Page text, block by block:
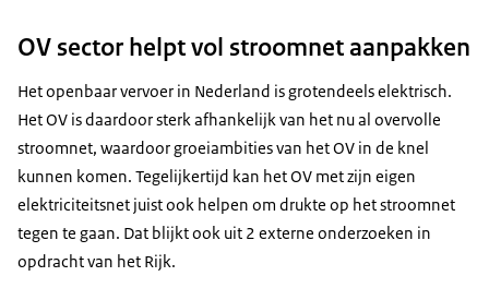
OV sector helpt vol stroomnet aanpakken
Het openbaar vervoer in Nederland is grotendeels elektrisch.
Het OV is daardoor sterk afhankelijk van het nu al overvolle
stroomnet, waardoor groeiambities van het OV in de knel
kunnen komen. Tegelijkertijd kan het OV met zijn eigen
elektriciteitsnet juist ook helpen om drukte op het stroomnet
tegen te gaan. Dat blijkt ook uit 2 externe onderzoeken in
opdracht van het Rijk.